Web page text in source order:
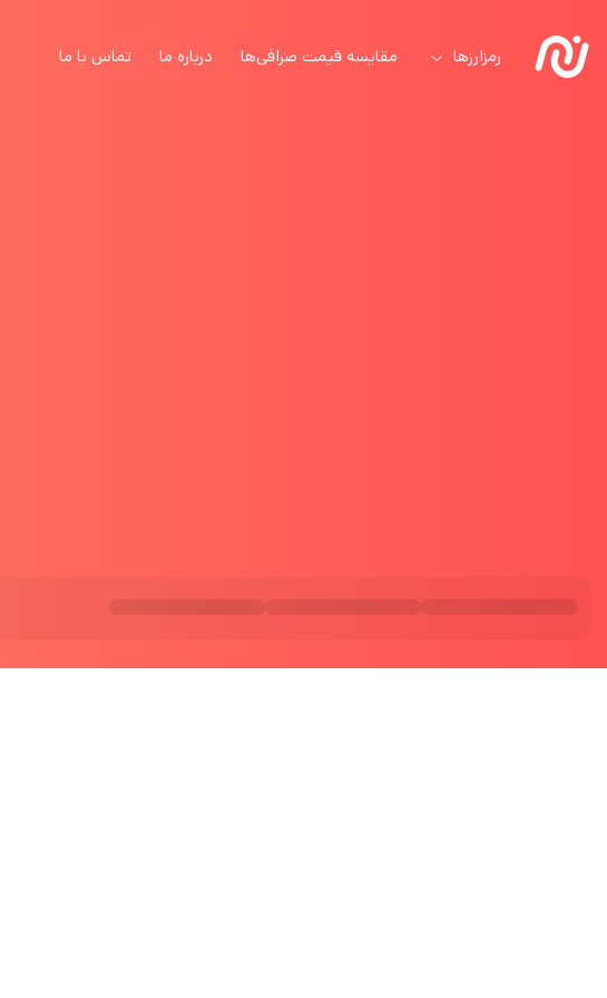
رمزارزها مقایسه قیمت صرافی‌ها درباره ما تماس با ما